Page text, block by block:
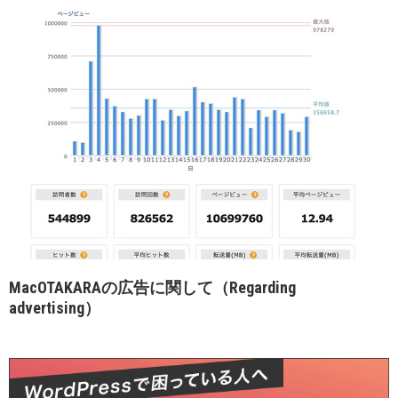
MacOTAKARAの広告に関して（Regarding
advertising）